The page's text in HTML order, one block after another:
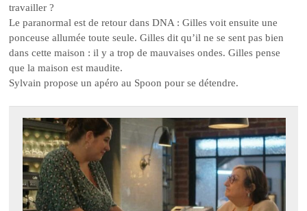
travailler ?
Le paranormal est de retour dans DNA : Gilles voit ensuite une
ponceuse allumée toute seule. Gilles dit qu’il ne se sent pas bien
dans cette maison : il y a trop de mauvaises ondes. Gilles pense
que la maison est maudite.
Sylvain propose un apéro au Spoon pour se détendre.